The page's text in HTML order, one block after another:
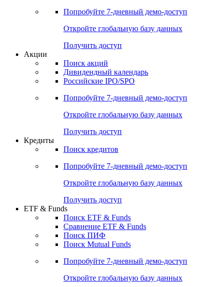
Попробуйте 7-дневный демо-доступ
Откройте глобальную базу данных
Получить доступ
Акции
Поиск акций
Дивидендный календарь
Российские IPO/SPO
Попробуйте 7-дневный демо-доступ
Откройте глобальную базу данных
Получить доступ
Кредиты
Поиск кредитов
Попробуйте 7-дневный демо-доступ
Откройте глобальную базу данных
Получить доступ
ETF & Funds
Поиск ETF & Funds
Сравнение ETF & Funds
Поиск ПИФ
Поиск Mutual Funds
Попробуйте 7-дневный демо-доступ
Откройте глобальную базу данных